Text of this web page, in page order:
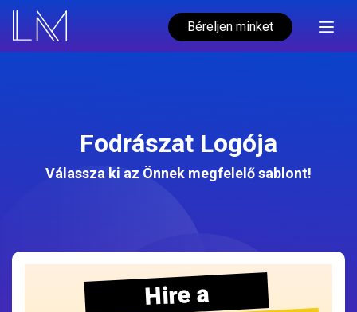
Béreljen minket
Fodrászat Logója
Válassza ki az Önnek megfelelő sablont!
Hire a